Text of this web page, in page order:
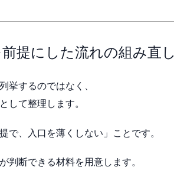
提にした流れの組み直し
挙するのではなく、
して整理します。
で、入口を薄くしない」ことです。
判断できる材料を用意します。